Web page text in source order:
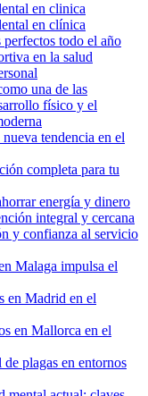
en clinica
en clínica
todo el año
en la salud
una de las
físico y el
tendencia en el
completa para tu
energía y dinero
integral y cercana
y confianza al servicio
Malaga impulsa el
en Madrid en el
en Mallorca en el
plagas en entornos